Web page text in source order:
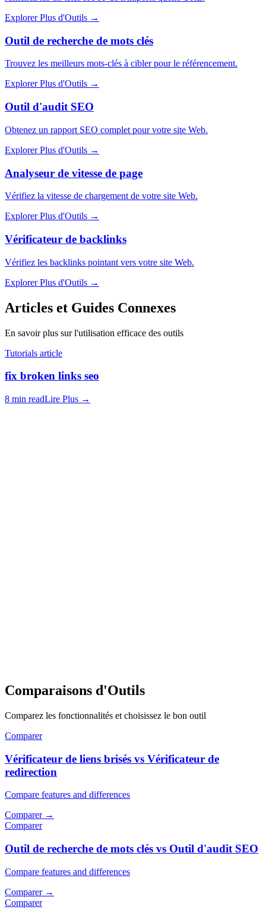
Explorer Plus d'Outils →
Outil de recherche de mots clés
Trouvez les meilleurs mots-clés à cibler pour le référencement.
Explorer Plus d'Outils →
Outil d'audit SEO
Obtenez un rapport SEO complet pour votre site Web.
Explorer Plus d'Outils →
Analyseur de vitesse de page
Vérifiez la vitesse de chargement de votre site Web.
Explorer Plus d'Outils →
Vérificateur de backlinks
Vérifiez les backlinks pointant vers votre site Web.
Explorer Plus d'Outils →
Articles et Guides Connexes
En savoir plus sur l'utilisation efficace des outils
Tutorials article
fix broken links seo
8 min readLire Plus →
Comparaisons d'Outils
Comparez les fonctionnalités et choisissez le bon outil
Comparer
Vérificateur de liens brisés vs Vérificateur de
redirection
Compare features and differences
Comparer→
Comparer
Outil de recherche de mots clés vs Outil d'audit SEO
Compare features and differences
Comparer→
Comparer